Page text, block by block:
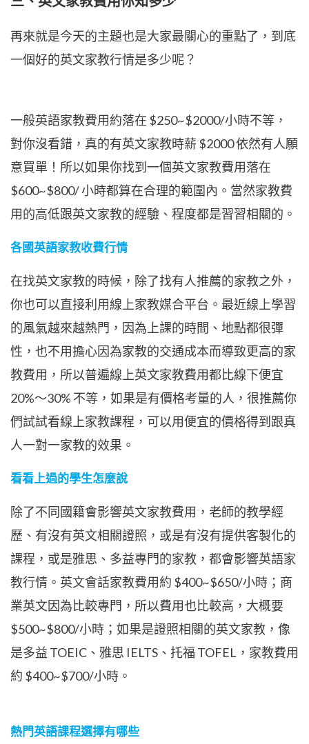
再來就是今天的主題也是大家最關心的重點了，到底
一個好的英文家教行情是多少呢？
一般英語家教費用約落在 $250~$2000/小時不等，
對你沒看錯，真的有英文家教時薪 $2000 依然有人願
意買單！所以如果你找到一個英文家教費用落在
$600~$800/ 小時都算在合理的範圍內。當然家教費
用的高低跟英文家教的經驗、程度都是習習相關的。
各國英語家教收費行情
在找英文家教的時候，除了找有人推薦的家教之外，
你也可以直接利用線上家教媒合平台。最近線上學習
的風氣越來越熱門，因為上課的時間、地點都很彈
性，也不用擔心因為家教的交通成本而導致更高的家
教費用，所以普遍線上英文家教費用都比線下便宜
20%～30% 不等，如果是有價格考量的人，很推薦你
們試試看線上家教課程，可以用便宜的價格得到跟真
人一對一家教的效果。
看看上過的學生怎麼說
除了不同國籍會影響英文家教費用，老師的教學經
歷、有沒有英文相關證照，或是有沒有提供客製化的
課程，或是雅思、多益專門的家教，都會影響英語家
教行情。英文會話家教費用約 $400~$650/小時；商
業英文因為比較專門，所以費用也比較高，大概要
$500~$800/小時；如果是證照相關的英文家教，像
是多益 TOEIC、雅思 IELTS、托福 TOFEL，家教費用
約 $400~$700/小時。
熱門英語課程選擇有哪些